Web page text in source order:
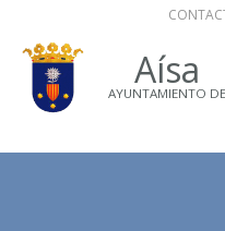
Aísa
AYUNTAMIENTO DE